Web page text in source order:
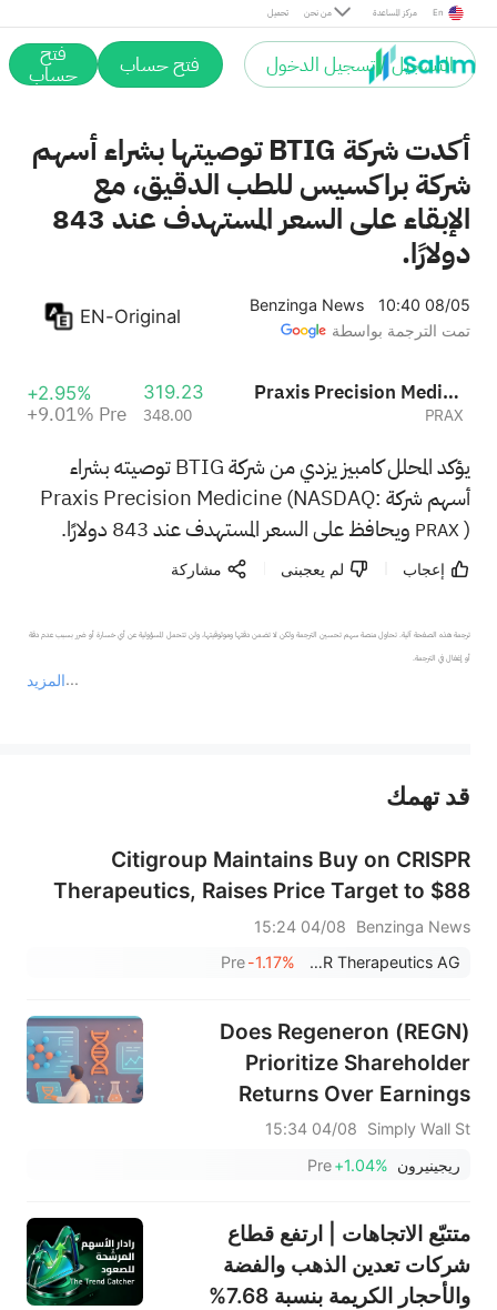
تحميل من نحن مركز المساعدة En
التسجيل / تسجيل الدخول فتح حساب فتح
حساب
أكدت شركة BTIG توصيتها بشراء أسهم
شركة براكسيس للطب الدقيق، مع
الإبقاء على السعر المستهدف عند 843
دولارًا.
Benzinga News
10:40 08/05
تمت الترجمة بواسطة
EN-Original
Praxis Precision Medicines
PRAX
319.23
348.00
+2.95%
+9.01% Pre
يؤكد المحلل كامبيز يزدي من شركة BTIG توصيته بشراء
أسهم شركة Praxis Precision Medicine (NASDAQ:
PRAX) ويحافظ على السعر المستهدف عند 843 دولارًا.
إعجاب لم يعجبنى مشاركة
المزيد
ترجمة هذه الصفحة آلية. تحاول منصة سهم تحسين الترجمة ولكن لا تضمن دقتها وموثوقيتها، ولن تتحمل المسؤولية عن أي خسارة أو ضرر بسبب عدم دقة
أو إغفال في الترجمة.
عند الضرورة، يرجى استشارة مستشار استثمار محترف. لا تقدم منصة سهم أي مشورة استثمارية، ولا تقدم أي التزامات أو ضمانات.
قد تهمك
Citigroup Maintains Buy on CRISPR
Therapeutics, Raises Price Target to $88
Benzinga News
04/08 15:24
CRISPR Therapeutics AG
-1.17%
Pre
Does Regeneron (REGN)
Prioritize Shareholder
Returns Over Earnings
Quality As Profit Slips Amid
Rising Sales?
Simply Wall St
04/08 15:34
ريجينيرون +1.04%
Pre
متتبّع الاتجاهات | ارتفع قطاع
شركات تعدين الذهب والفضة
والأحجار الكريمة بنسبة 7.68%